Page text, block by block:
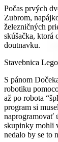
Počas prvých
Zubrom,
železničných
skúšačka, ktorá
doutnavku.
Stavebnica
S pánom
robotiku
až po robota
program si
naprogramovať
skupinky mohli
nedalo by se to